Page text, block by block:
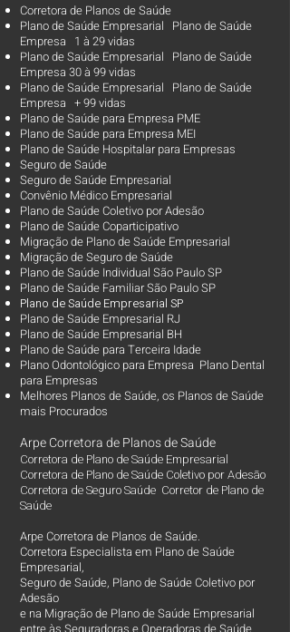
Corretora de Planos de Saúde
Plano de Saúde Empresarial Plano de Saúde
Empresa 1 à 29 vidas
Plano de Saúde Empresarial Plano de Saúde
Empresa 30 à 99 vidas ​
Plano de Saúde Empresarial Plano de Saúde
Empresa + 99 vidas
Plano de Saúde para Empresa PME
Plano de Saúde para Empresa MEI
Plano de Saúde Hospitalar para Empresas
Seguro de Saúde
Seguro de Saúde Empresarial
Convênio Médico Empresarial
Plano de Saúde Coletivo por Adesão
Plano de Saúde Coparticipativo
Migração de Plano de Saúde Empresarial
Migração de Seguro de Saúde
Plano de Saúde Individual São Paulo SP
Plano de Saúde Familiar São Paulo SP
Plano de Saúde Empresarial SP
Plano de Saúde Empresarial RJ
Plano de Saúde Empresarial BH
Plano de Saúde para Terceira Idade
Plano Odontológico para Empresa Plano Dental
para Empresas
Melhores Planos de Saúde, os Planos de Saúde
mais Procurados​
Arpe Corretora de Planos de Saúde
Corretora de Plano de Saúde Empresarial
Corretora de Plano de Saúde Coletivo por Adesão
Corretora de Seguro Saúde Corretor de Plano de
Saúde
Arpe Corretora de Planos de Saúde.
Corretora Especialista em Plano de Saúde
Empresarial,
Seguro de Saúde, Plano de Saúde Coletivo por
Adesão
e na Migração de Plano de Saúde Empresarial